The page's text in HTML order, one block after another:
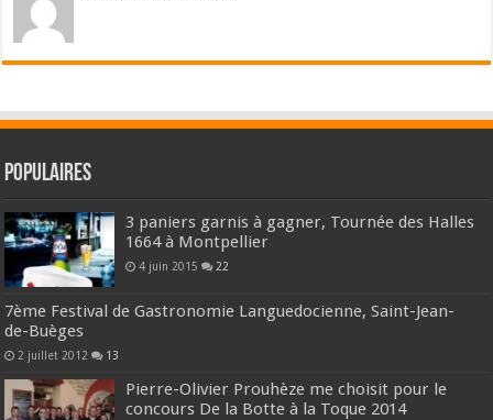
Populaires
3 paniers garnis à gagner, Tournée des Halles
1664 à Montpellier
4 juin 2015 22
7ème Festival de Gastronomie Languedocienne, Saint-Jean-
de-Buèges
2 juillet 2012 13
Pierre-Olivier Prouhèze me choisit pour le
concours De la Botte à la Toque 2014